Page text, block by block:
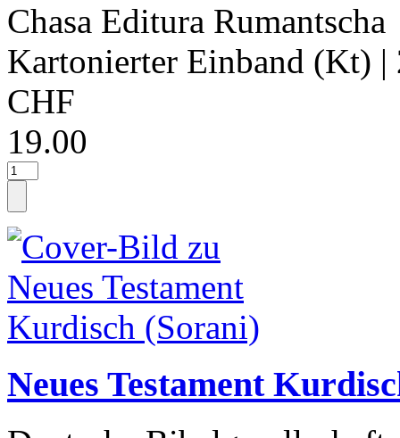
Chasa Editura Rumantscha
Kartonierter Einband (Kt) |
CHF
19.00
Neues Testament